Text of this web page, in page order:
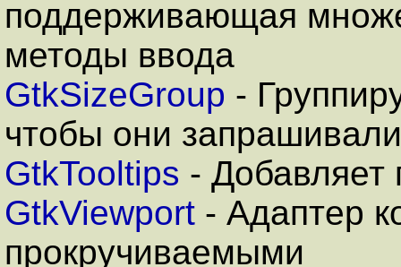
поддерживающая
методы ввода
GtkSizeGroup -
чтобы они
GtkTooltips - Добавляет
GtkViewport - Адаптер
прокручиваемыми